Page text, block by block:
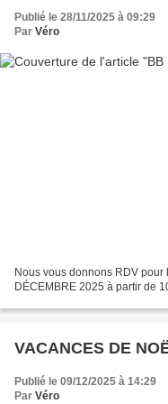
Publié le 28/11/2025 à 09:29
Par Véro
Nous vous donnons RDV
DÉCEMBRE 2025 à partir de
VACANCES DE
Publié le 09/12/2025 à 14:29
Par Véro